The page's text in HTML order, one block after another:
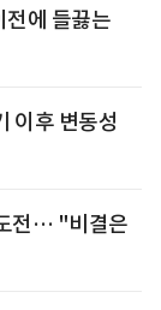
에 들끓는
이후 변동성
전… "비결은